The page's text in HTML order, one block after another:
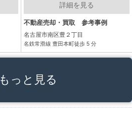
詳細を見る
不動産売却・買取 参考事例
名古屋市南区豊２丁目
名鉄常滑線 豊田本町徒歩 5 分
もっと見る